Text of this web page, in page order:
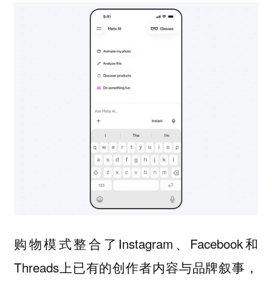
购物模式整合了Instagram、Facebook和
Threads上已有的创作者内容与品牌叙事，